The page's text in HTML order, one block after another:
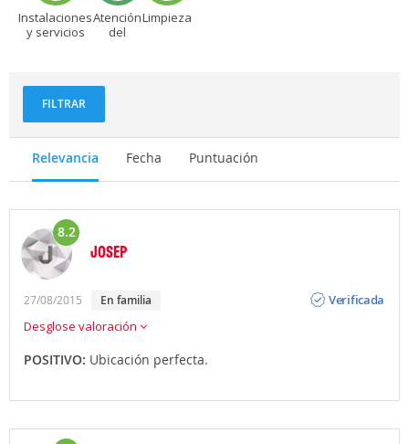
Instalaciones
y servicios
Atención
del
Limpieza
FILTRAR
Relevancia Fecha Puntuación
8.2
JOSEP
27/08/2015 en familia
Verificada
Desglose valoración
POSITIVO: Ubicación perfecta.